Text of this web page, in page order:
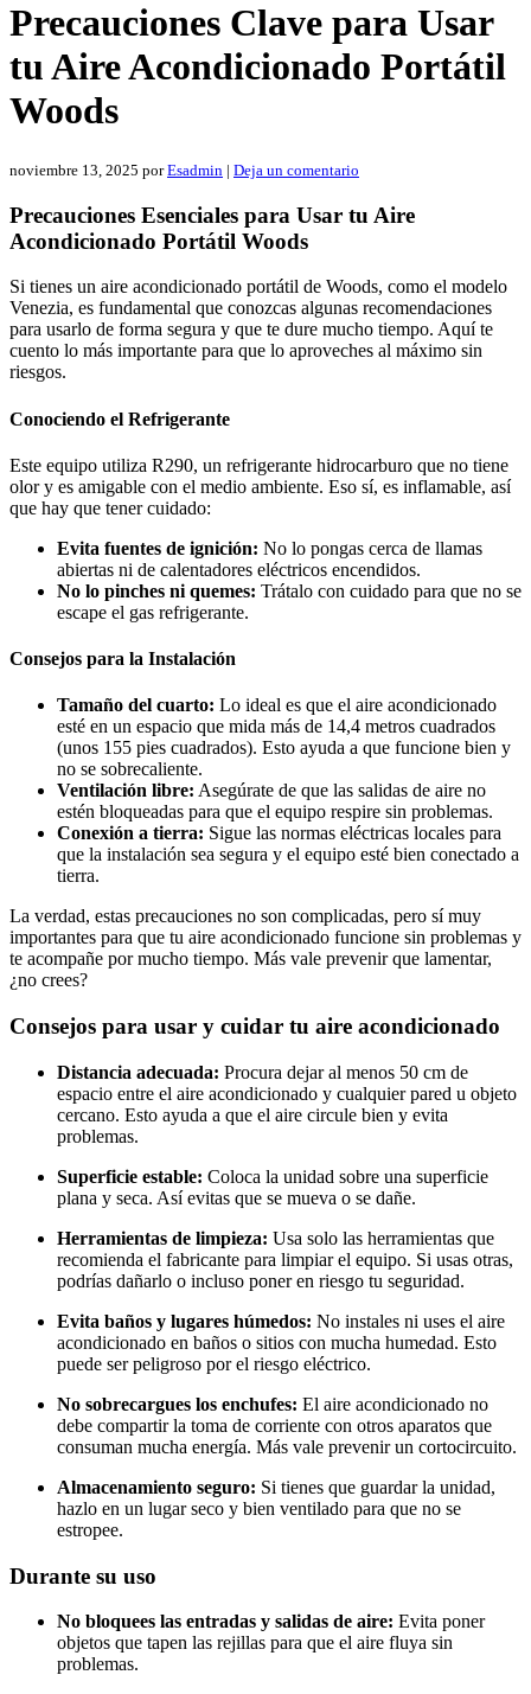
Precauciones Clave para Usar
tu Aire Acondicionado Portátil
Woods
noviembre 13, 2025 porEsadmin | Deja un comentario
Precauciones Esenciales para Usar tu Aire
Acondicionado Portátil Woods
Si tienes un aire acondicionado portátil de Woods, como el modelo
Venezia, es fundamental que conozcas algunas recomendaciones
para usarlo de forma segura y que te dure mucho tiempo. Aquí te
cuento lo más importante para que lo aproveches al máximo sin
riesgos.
Conociendo el Refrigerante
Este equipo utiliza R290, un refrigerante hidrocarburo que no tiene
olor y es amigable con el medio ambiente. Eso sí, es inflamable, así
que hay que tener cuidado:
Evita fuentes de ignición: No lo pongas cerca de llamas
abiertas ni de calentadores eléctricos encendidos.
No lo pinches ni quemes: Trátalo con cuidado para que no se
escape el gas refrigerante.
Consejos para la Instalación
Tamaño del cuarto: Lo ideal es que el aire acondicionado
esté en un espacio que mida más de 14,4 metros cuadrados
(unos 155 pies cuadrados). Esto ayuda a que funcione bien y
no se sobrecaliente.
Ventilación libre: Asegúrate de que las salidas de aire no
estén bloqueadas para que el equipo respire sin problemas.
Conexión a tierra: Sigue las normas eléctricas locales para
que la instalación sea segura y el equipo esté bien conectado a
tierra.
La verdad, estas precauciones no son complicadas, pero sí muy
importantes para que tu aire acondicionado funcione sin problemas y
te acompañe por mucho tiempo. Más vale prevenir que lamentar,
¿no crees?
Consejos para usar y cuidar tu aire acondicionado
Distancia adecuada: Procura dejar al menos 50 cm de
espacio entre el aire acondicionado y cualquier pared u objeto
cercano. Esto ayuda a que el aire circule bien y evita
problemas.
Superficie estable: Coloca la unidad sobre una superficie
plana y seca. Así evitas que se mueva o se dañe.
Herramientas de limpieza: Usa solo las herramientas que
recomienda el fabricante para limpiar el equipo. Si usas otras,
podrías dañarlo o incluso poner en riesgo tu seguridad.
Evita baños y lugares húmedos: No instales ni uses el aire
acondicionado en baños o sitios con mucha humedad. Esto
puede ser peligroso por el riesgo eléctrico.
No sobrecargues los enchufes: El aire acondicionado no
debe compartir la toma de corriente con otros aparatos que
consuman mucha energía. Más vale prevenir un cortocircuito.
Almacenamiento seguro: Si tienes que guardar la unidad,
hazlo en un lugar seco y bien ventilado para que no se
estropee.
Durante su uso
No bloquees las entradas y salidas de aire: Evita poner
objetos que tapen las rejillas para que el aire fluya sin
problemas.